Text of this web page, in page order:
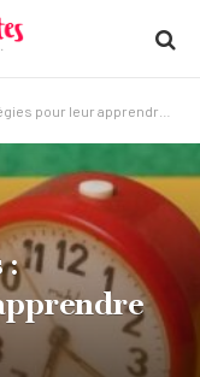
leur apprendre à s’organiser
: